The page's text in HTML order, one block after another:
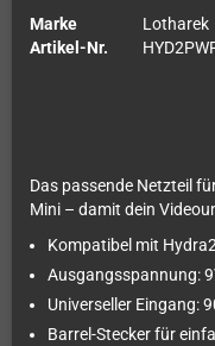
Marke
Lotharek
Artikel-Nr.
Das passende Netzteil
Mini – damit dein
Kompatibel mit
Ausgangsspannung:
Universeller Eingang:
Barrel-Stecker für